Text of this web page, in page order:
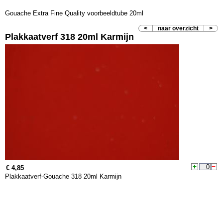
Gouache Extra Fine Quality voorbeeldtube 20ml
< naar overzicht >
Plakkaatverf 318 20ml Karmijn
€ 4,85
Plakkaatverf-Gouache 318 20ml Karmijn